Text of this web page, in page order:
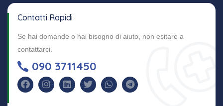
Contatti Rapidi
Se hai domande o hai bisogno di aiuto, non esitare a
contattarci.
090 3711450